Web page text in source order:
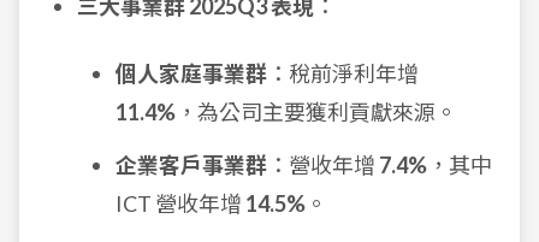
三大事業群 2025Q3 表現 ：
個人家庭事業群 ：稅前淨利年增
11.4% ，為公司主要獲利貢獻來源。
企業客戶事業群 ：營收年增 7.4% ，其中
ICT 營收年增 14.5% 。